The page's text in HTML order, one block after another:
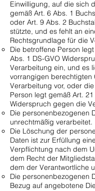
Einwilligung, auf die sich
gemäß Art. 6 Abs. 1
oder Art. 9 Abs. 2
stützte, und es fehlt an
Rechtsgrundlage für die
Die betroffene Person
Abs. 1 DS-GVO
Verarbeitung ein, und es
vorrangigen berechtigten
Verarbeitung vor, oder
Person legt gemäß Art.
Widerspruch gegen die
Die personenbezogenen
unrechtmäßig verarbeitet.
Die Löschung der
Daten ist zur Erfüllung
Verpflichtung nach dem
dem Recht der
dem der Verantwortliche
Die personenbezogenen
Bezug auf angebotene